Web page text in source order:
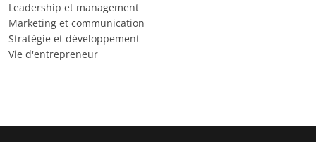
Leadership et management
Marketing et communication
Stratégie et développement
Vie d'entrepreneur